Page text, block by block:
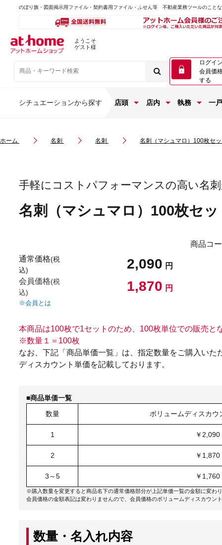
のぼり旗・図面掲示用ファイル・契約書用ファイル・ふせん等 不動産業務ツールのこと
ようこそ
ゲスト様
ログイ
会員価
する
シチュエーションから探す 店頭 店内 執務 一
ホーム 名刺 名刺 名刺（マシュマロ）100枚セ
手軽にコストパフォーマンスの高い名
名刺（マシュマロ）100枚セ
通常価格(税
込)
2,090 円
会員価格(税
込)
1,870 円
※会員とは
商品コ
本商品は100枚で1セットのため、100枚単位での販売と
※数量１＝100枚
なお、下記「商品単価一覧」は、指定数量をご購入い
ディスカウント単価を記載しております。
■商品単価一覧
数量
ボリュームディスカウ
1 ￥2,090
2 ￥1,870
3～5 ￥1,760
※購入数量を変更すると商品名下の通常価格部分が上記単価一覧の金額に変わ
会員価格の金額表記は変わりませんので、会員価格のボリュームディスカウン
数量・名入れ内容